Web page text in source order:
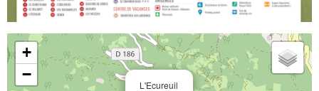
L'Ecureuil
+
−